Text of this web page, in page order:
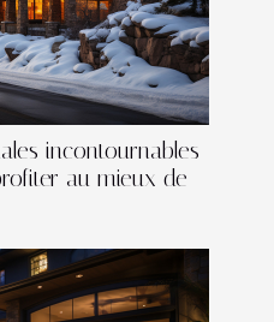
incontournables
au mieux de